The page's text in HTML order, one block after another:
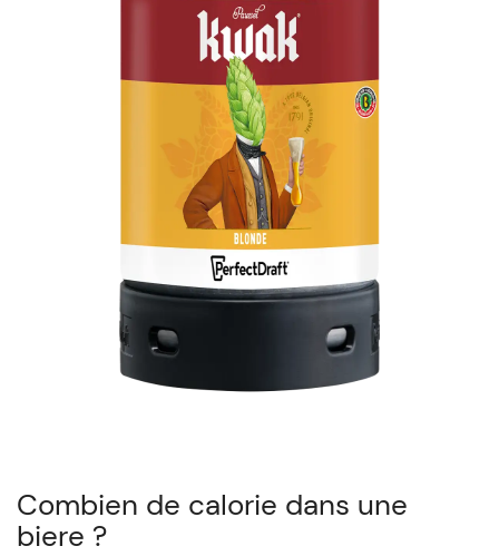
Combien de calorie dans une
biere ?